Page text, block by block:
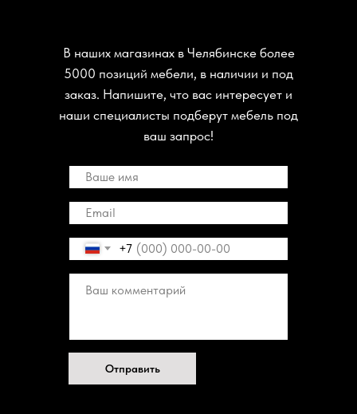
+7
Отправить
В наших магазинах в Челябинске более
5000 позиций мебели, в наличии и под
заказ. Напишите, что вас интересует и
наши специалисты подберут мебель под
ваш запрос!